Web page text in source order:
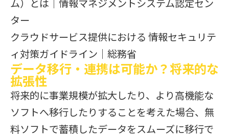
ム）とは｜情報マネジメントシステム認定セン
ター
クラウドサービス提供における 情報セキュリテ
ィ対策ガイドライン｜総務省
データ移行・連携は可能か？将来的な
拡張性
将来的に事業規模が拡大したり、より高機能な
ソフトへ移行したりすることを考えた場合、無
料ソフトで蓄積したデータをスムーズに移行で